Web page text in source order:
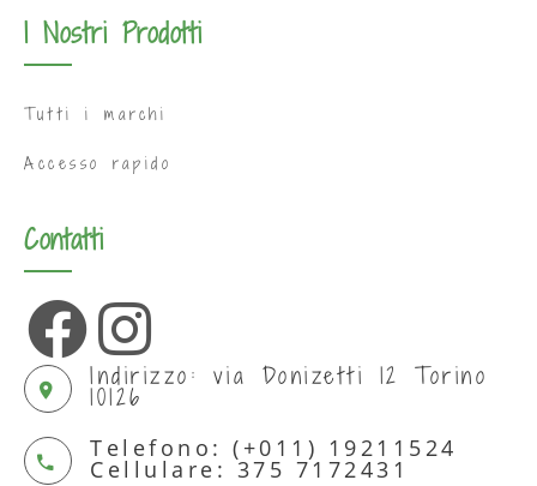
I Nostri Prodotti
Tutti i marchi
Accesso rapido
Contatti
Indirizzo: via Donizetti 12 Torino
10126
Telefono: (+011) 19211524
Cellulare: 375 7172431